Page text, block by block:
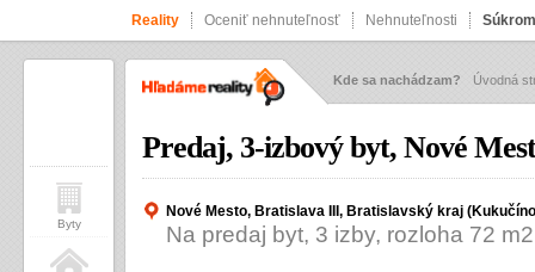
Reality Oceniť nehnuteľnosť Nehnuteľnosti
Kde sa nachádzam? Úvodná
Predaj, 3-izbový byt, Nové
Nové Mesto, Bratislava III, Bratislavský kraj
Na predaj byt, 3 izby, rozloha 72
Byty